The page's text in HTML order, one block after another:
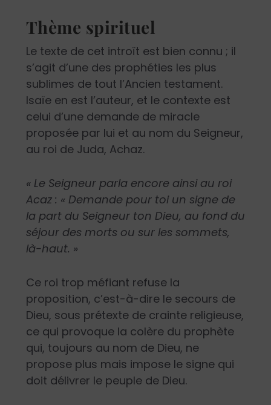
Thème spirituel
Le texte de cet introït est bien connu ; il
s’agit d’une des prophéties les plus
sublimes de tout l’Ancien testament.
Isaïe en est l’auteur, et le contexte est
celui d’une demande de miracle
proposée par lui et au nom du Seigneur,
au roi de Juda, Achaz.
« Le Seigneur parla encore ainsi au roi
Acaz : « Demande pour toi un signe de
la part du Seigneur ton Dieu, au fond du
séjour des morts ou sur les sommets,
là-haut. »
Ce roi trop méfiant refuse la
proposition, c’est-à-dire le secours de
Dieu, sous prétexte de crainte religieuse,
ce qui provoque la colère du prophète
qui, toujours au nom de Dieu, ne
propose plus mais impose le signe qui
doit délivrer le peuple de Dieu.